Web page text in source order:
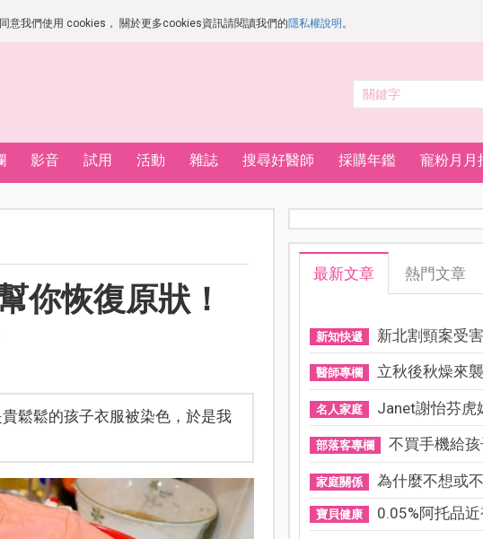
意我們使用 cookies， 關於更多cookies資訊請閱讀我們的隱私權說明 。
影音 試用 活動 雜誌 搜尋好醫師 採購年鑑 寵粉月月
你恢復原狀！
鬆鬆的孩子衣服被染色，於是我
最新文章 熱門文章
新知快遞 新北割頸案受
醫師專欄 立秋後秋燥來
名人家庭 Janet謝怡芬虎媽
部落客專欄 不買手機給孩
家庭關係 為什麼不想或不
寶貝健康 0.05%阿托品近